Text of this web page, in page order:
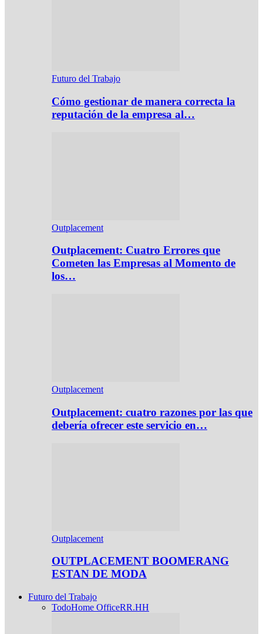
Futuro del Trabajo
Cómo gestionar de manera correcta la
reputación de la empresa al…
Outplacement
Outplacement: Cuatro Errores que
Cometen las Empresas al Momento de
los…
Outplacement
Outplacement: cuatro razones por las que
debería ofrecer este servicio en…
Outplacement
OUTPLACEMENT BOOMERANG
ESTAN DE MODA
Futuro del Trabajo
TodoHome OfficeRR.HH